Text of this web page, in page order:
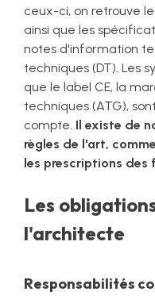
ceux-ci, on retrouve
ainsi que les
notes d'information
techniques (DT). Les
que le label CE, la
techniques (ATG),
compte. Il existe de
règles de l'art,
les prescriptions des
Les
l'architecte
Responsabilités